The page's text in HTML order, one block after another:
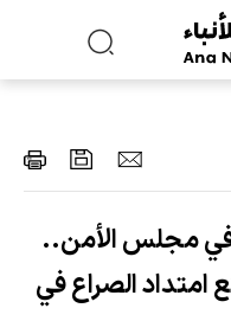
مجلس الأمن..
امتداد الصراع في